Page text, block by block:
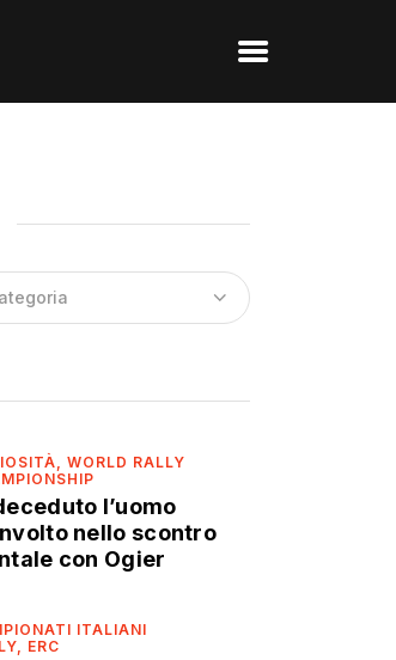
WORLD RALLY
l’uomo
nello scontro
con Ogier
ITALIANI
ERC